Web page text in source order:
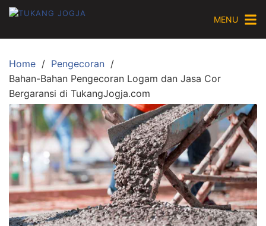
Skip
content
MENU
Home
Pengecoran
Bahan-Bahan Pengecoran Logam dan Jasa Cor
Bergaransi di TukangJogja.com